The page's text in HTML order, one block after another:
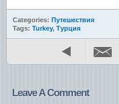
Categories: Путешествия
Tags: Turkey, Турция
Leave A Comment